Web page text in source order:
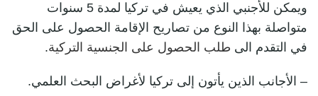
ويمكن للأجنبي الذي يعيش في تركيا لمدة 5 سنوات
متواصلة بهذا النوع من تصاريح الإقامة الحصول على الحق
في التقدم الى طلب الحصول على الجنسية التركية.
– الأجانب الذين يأتون إلى تركيا لأغراض البحث العلمي.